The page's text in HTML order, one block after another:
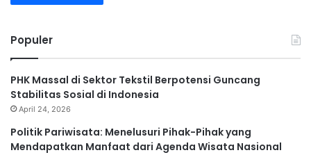
Populer
PHK Massal di Sektor Tekstil Berpotensi Guncang
Stabilitas Sosial di Indonesia
April 24, 2026
Politik Pariwisata: Menelusuri Pihak-Pihak yang
Mendapatkan Manfaat dari Agenda Wisata Nasional